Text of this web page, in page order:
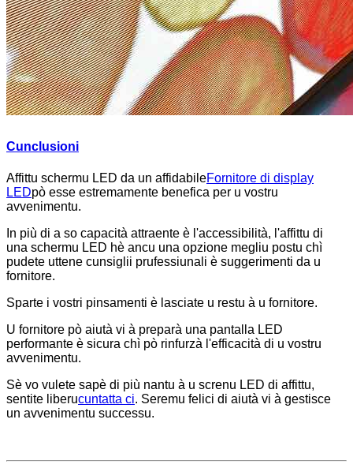
Cunclusioni
Affittu schermu LED da un affidabileFornitore di display
LEDpò esse estremamente benefica per u vostru
avvenimentu.
In più di a so capacità attraente è l'accessibilità, l'affittu di
una schermu LED hè ancu una opzione megliu postu chì
pudete uttene cunsiglii prufessiunali è suggerimenti da u
fornitore.
Sparte i vostri pinsamenti è lasciate u restu à u fornitore.
U fornitore pò aiutà vi à preparà una pantalla LED
performante è sicura chì pò rinfurzà l'efficacità di u vostru
avvenimentu.
Sè vo vulete sapè di più nantu à u screnu LED di affittu,
sentite liberucuntatta ci. Seremu felici di aiutà vi à gestisce
un avvenimentu successu.